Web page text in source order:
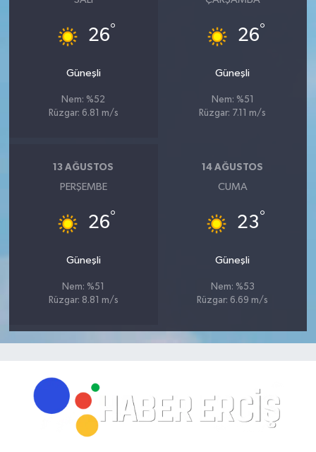
26°
Güneşli
Nem: %52
Rüzgar: 6.81 m/s
26°
Güneşli
Nem: %51
Rüzgar: 7.11 m/s
13 AĞUSTOS
PERŞEMBE
26°
Güneşli
Nem: %51
Rüzgar: 8.81 m/s
14 AĞUSTOS
CUMA
23°
Güneşli
Nem: %53
Rüzgar: 6.69 m/s